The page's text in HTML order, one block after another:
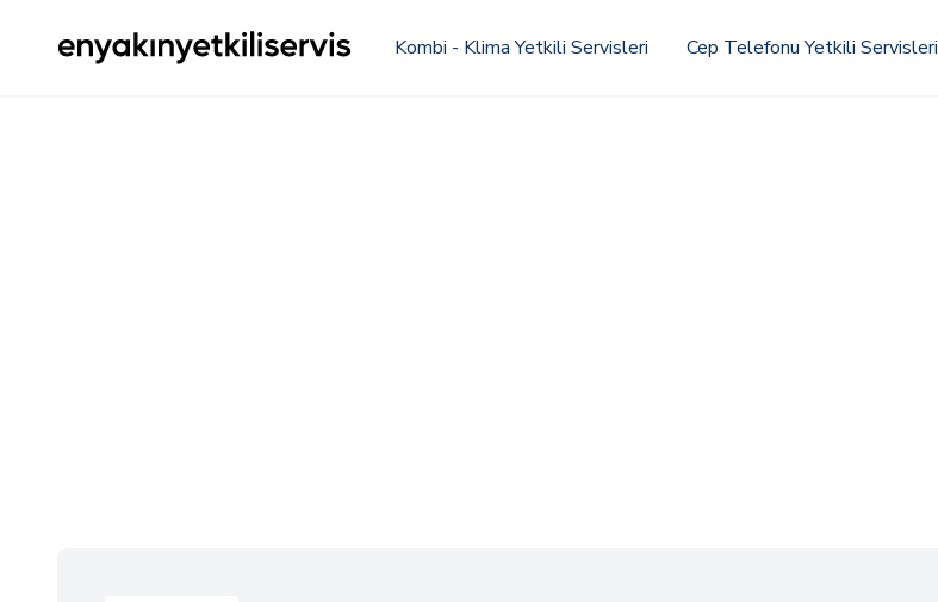
Kombi - Klima Yetkili Servisleri Cep Telefonu Yetkili Servisleri